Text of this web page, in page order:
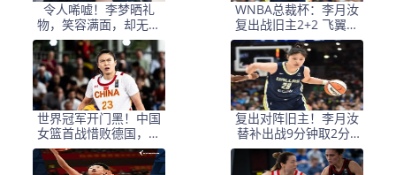
令人唏嘘！李梦晒礼
物，笑容满面，却无比
赛可打，还能回女篮
吗？
WNBA总裁杯：李月汝
复出战旧主2+2 飞翼大
胜风暴获3连胜
世界冠军开门黑！中国
女篮首战惜败德国，出
线还得死磕拉脱维亚
复出对阵旧主！李月汝
替补出战9分钟取2分2
板，飞翼大胜风暴斩获
三连胜